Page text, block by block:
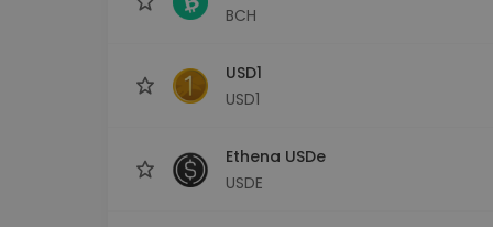
BCH
USD1
USD1
Ethena USDe
USDE